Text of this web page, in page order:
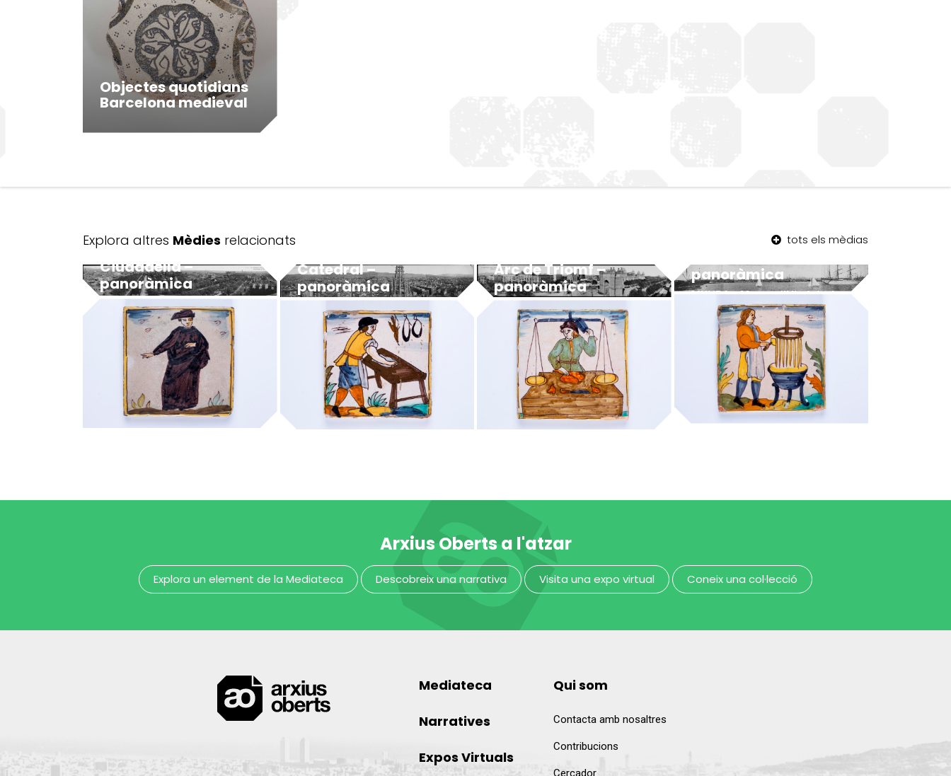
Objectes quotidians
Barcelona medieval
Explora altres Mèdies relacionats tots els mèdias
Ciudadella –
panoràmica
Catedral –
panoràmica
Arc de Triomf –
panoràmica
panoràmica
MUHBA - Museu d'Història de Barcelona
MUHBA - Museu d'Història de Barcelona
Arxius Oberts a l'atzar
Explora un element de la Mediateca Descobreix una narrativa Visita una expo virtual Coneix una col·lecció
Mediateca
Narratives
Expos Virtuals
Qui som
Contacta amb nosaltres
Contribucions
Cercador